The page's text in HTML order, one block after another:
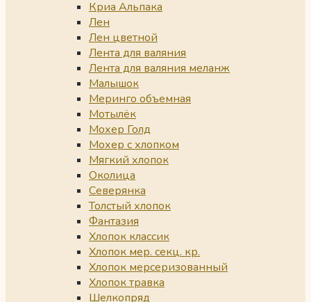
Криа Альпака
Лен
Лен цветной
Лента для валяния
Лента для валяния меланж
Малышок
Меринго объемная
Мотылёк
Мохер Голд
Мохер с хлопком
Мягкий хлопок
Околица
Северянка
Толстый хлопок
Фантазия
Хлопок классик
Хлопок мер. секц. кр.
Хлопок мерсеризованный
Хлопок травка
Шелкопряд